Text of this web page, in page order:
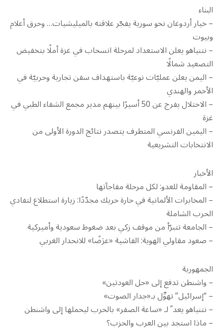
البناء
– خيار أردوغان نحو سورية يفجّر علاقته بالميليشيات… وحرق أعلام
وبيوت
– نتنياهو يعلن الاستعداد لمرحلة انسحاب في غزة أملًا بتخفيض
التصعيد شمالًا
– اليمن يعلن عمليّات نوعيّة باستهداف سفن تجارية وحربيّة في
الأحمر والهندي
– الاحتلال يفرج عن 50 أسيرًا بينهم مدير مجمع الشفاء الطبي في
غزة
– اليمين الفرنسي المتطرف يتصدر نتائج الدورة الأولى من
الانتخابات التشريعية
الأخبار
– المقاومة للعدو: لكل مرحلة مفاجآتها
– المخابرات الألمانية في حارة حريك مجدّدًا: زيارة استطلاع لتفادي
الحرب الشاملة
– الجامعة تتبرّأ من موقف زكي بعد ضغوط سعودية وأميركية
– ‫صعود مقاولي الهوية: الفاشية «عرَضًا» للانحدار الغربي
الجمهورية
– واشنطن تدفع إلى «حل العودتين»
– “إسرائيل” تهوِّل بـ«جدار الصوت»
– نتنياهو يعد ّ لـ «ساعة الصفر» بالحرب ليحملها إلى واشنطن
– ماذا استجد بين العرب والحزب؟